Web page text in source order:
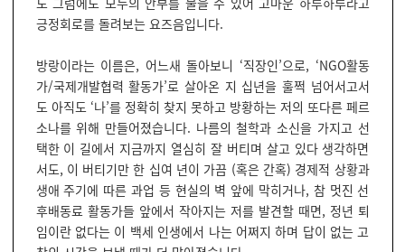
긍정회로를 돌려보는 요즈음입니다.
방랑이라는 이름은, 어느새 돌아보니 ‘직장인’으로, ‘NGO활동
가/국제개발협력 활동가’로 살아온 지 십년을 훌쩍 넘어서고서
도 아직도 ‘나’를 정확히 찾지 못하고 방황하는 저의 또다른 페르
소나를 위해 만들어졌습니다. 나름의 철학과 소신을 가지고 선
택한 이 길에서 지금까지 열심히 잘 버티며 살고 있다 생각하면
서도, 이 버티기만 한 십여 년이 가끔 (혹은 간혹) 경제적 상황과
생애 주기에 따른 과업 등 현실의 벽 앞에 막히거나, 참 멋진 선
후배동료 활동가들 앞에서 작아지는 저를 발견할 때면, 정년 퇴
임이란 없다는 이 백세 인생에서 나는 어쩌지 하며 답이 없는 고